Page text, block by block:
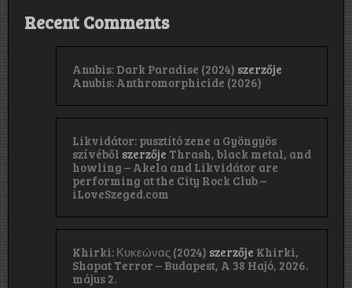
Recent Comments
Anubis: Dark Paradise (2024) szerzője
Anubis: Anthromorphicide (2026)
Likvidátor: pusztító zene a Gyöngyös
szívéből szerzője Thrash, black metal, and
howling – Akela and Likvidátor are
performing at the City Rock Club –
iLoveSzeged.com
Khirki: Κ​υ​κ​ε​ώ​ν​α​ς (2024) szerzője Khirki,
Shapat Terror – Budapest, A 38 Hajó, 2026.
május 2.